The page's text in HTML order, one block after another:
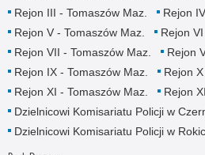
Rejon III - Tomaszów Maz.
Rejon
Rejon V - Tomaszów Maz.
Rejon
Rejon VII - Tomaszów Maz.
Rejon
Rejon IX - Tomaszów Maz.
Rejon
Rejon XI - Tomaszów Maz.
Rejon
Dzielnicowi Komisariatu Policji w
Dzielnicowi Komisariatu Policji w